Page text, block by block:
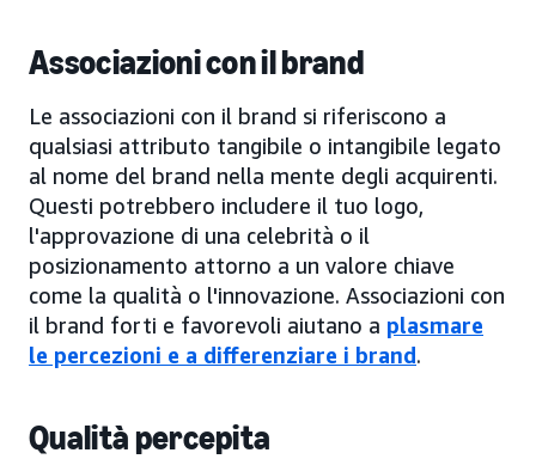
Associazioni con il brand
Le associazioni con il brand si riferiscono a
qualsiasi attributo tangibile o intangibile legato
al nome del brand nella mente degli acquirenti.
Questi potrebbero includere il tuo logo,
l'approvazione di una celebrità o il
posizionamento attorno a un valore chiave
come la qualità o l'innovazione. Associazioni con
il brand forti e favorevoli aiutano a plasmare
le percezioni e a differenziare i brand.
Qualità percepita